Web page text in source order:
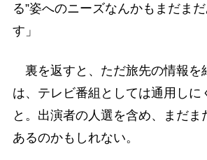
る”姿へのニーズなんかもまだま
す」
裏を返すと、ただ旅先の情報を
は、テレビ番組としては通用しに
と。出演者の人選を含め、まだま
あるのかもしれない。